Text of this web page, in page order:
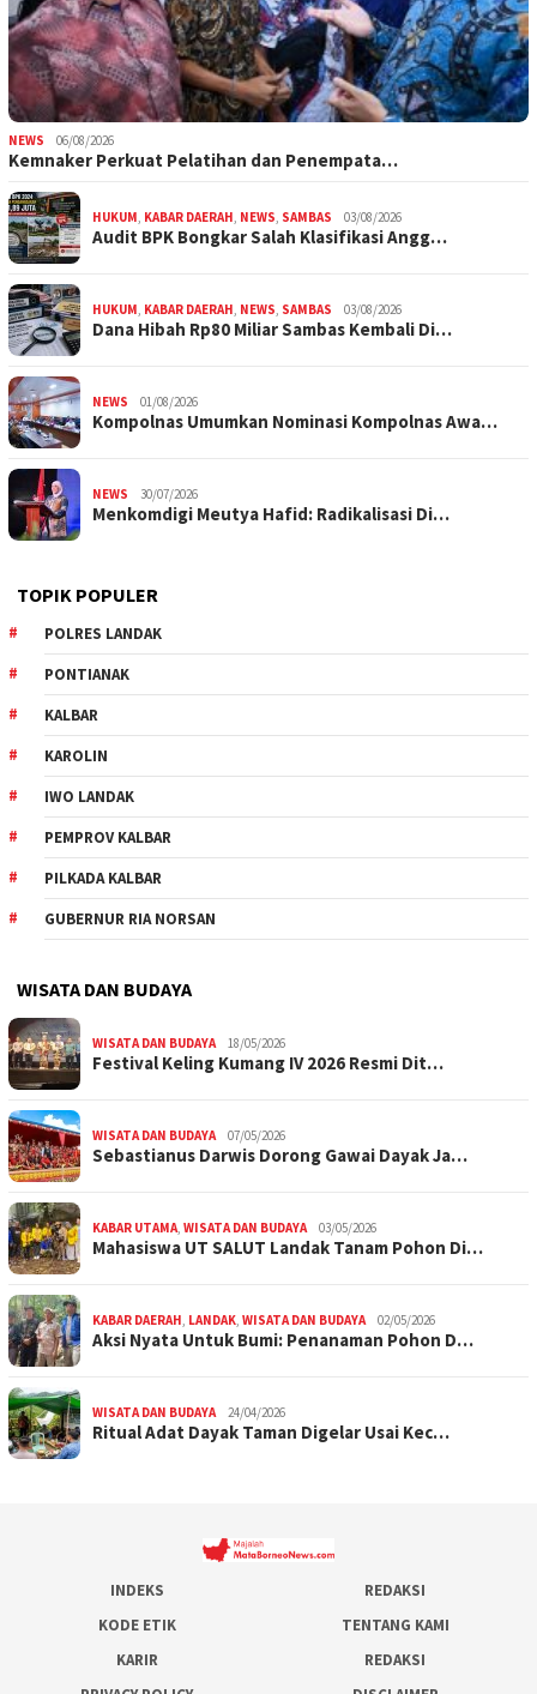
NEWS 06/08/2026
Kemnaker Perkuat Pelatihan dan Penempata…
HUKUM, KABAR DAERAH, NEWS, SAMBAS 03/08/2026
Audit BPK Bongkar Salah Klasifikasi Angg…
HUKUM, KABAR DAERAH, NEWS, SAMBAS 03/08/2026
Dana Hibah Rp80 Miliar Sambas Kembali Di…
NEWS 01/08/2026
Kompolnas Umumkan Nominasi Kompolnas Awa…
NEWS 30/07/2026
Menkomdigi Meutya Hafid: Radikalisasi Di…
TOPIK POPULER
POLRES LANDAK
PONTIANAK
KALBAR
KAROLIN
IWO LANDAK
PEMPROV KALBAR
PILKADA KALBAR
GUBERNUR RIA NORSAN
WISATA DAN BUDAYA
WISATA DAN BUDAYA 18/05/2026
Festival Keling Kumang IV 2026 Resmi Dit…
WISATA DAN BUDAYA 07/05/2026
Sebastianus Darwis Dorong Gawai Dayak Ja…
KABAR UTAMA, WISATA DAN BUDAYA 03/05/2026
Mahasiswa UT SALUT Landak Tanam Pohon Di…
KABAR DAERAH, LANDAK, WISATA DAN BUDAYA 02/05/2026
Aksi Nyata Untuk Bumi: Penanaman Pohon D…
WISATA DAN BUDAYA 24/04/2026
Ritual Adat Dayak Taman Digelar Usai Kec…
INDEKS
REDAKSI
KODE ETIK
TENTANG KAMI
KARIR
REDAKSI